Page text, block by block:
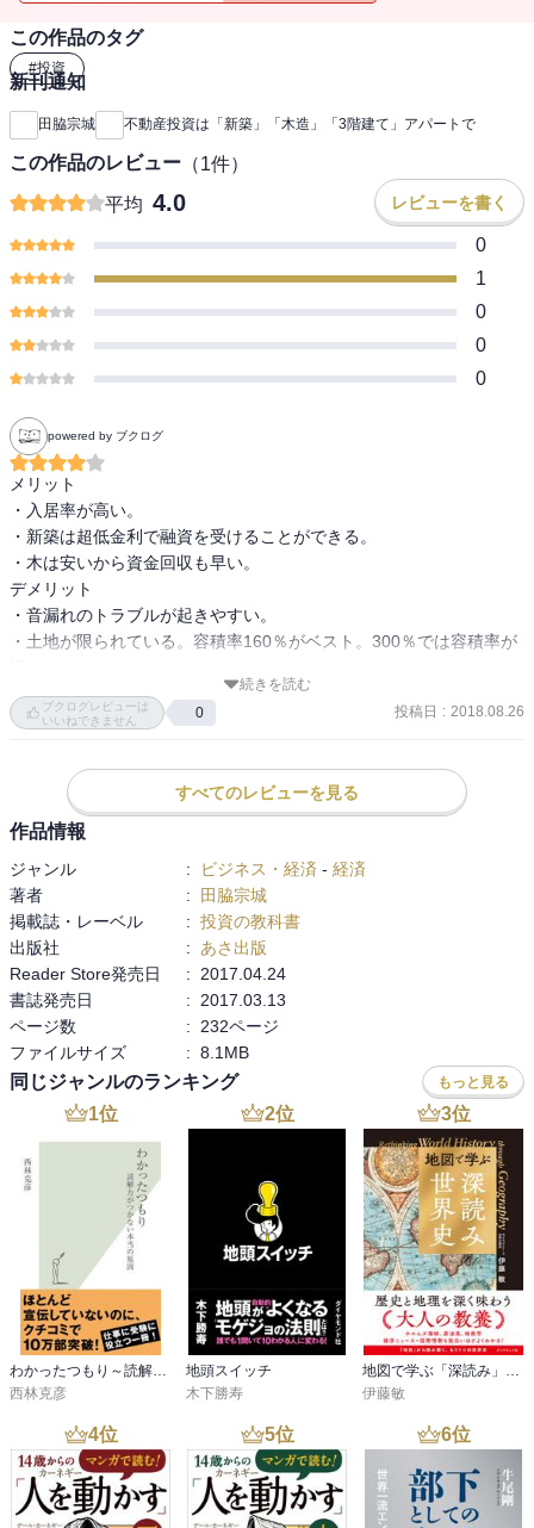
本書はサラリーマンだからこその
副業でも失敗しないアパート経営を確立した著者が、
成功の法則のすべてを大公開します。
新築・木造・３階建てアパート経営とは？
★木造だけどマンションのようなゴージャスな造り
☆木造なのでどんな土地にも建築可能
投資家にはメリットが大きくても、
着実に資産を増やす投資生活を始めてみよう！
■目次
●１章 今や資産は本業プラスαで残すのが当たり前の時代
・年収を問わず、お金に悩んでいる人は意外と多い
・もうひとつの収入源を持つことが人生に安心感をもたらす
・今の時代、「何もしない」リスクの方が大きい
・銀行融資もサラリーマンには追い風
・サラリーマンは経営者よりも信用度が高い
●２章 サラリーマン大家が失敗しやすい不動産投資の落とし穴
●４章 初心者でも安心な新築・木造・３階建てアパート経営の始め方
●５章 安定収入を手に入れたサラリーマン大家の成功事例
■著者 田脇 宗城
この作品のタグ
#投資
新刊通知
田脇宗城 不動産投資は「新築」「木造」「3階建て」アパートで
この作品のレビュー （1件）
平均 4.0 レビューを書く
0
1
0
0
0
powered by ブクログ
メリット
・入居率が高い。
・新築は超低金利で融資を受けることができる。
・木は安いから資金回収も早い。
デメリット
・音漏れのトラブルが起きやすい。
・土地が限られている。容積率160％がベスト。300％では容積率が
等々
㈱アメニティジョイハウス
分かりやすかった。
続きを読む
ブクログレビューは
いいねできません
0 投稿日 : 2018.08.26
すべてのレビューを見る
作品情報
ジャンル : ビジネス・経済 - 経済
著者
:
田脇宗城
掲載誌・レーベル
: 投資の教科書
出版社
:
あさ出版
Reader Store発売日
:
2017.04.24
書誌発売日
:
2017.03.13
ページ数
:
232ページ
ファイルサイズ
: 8.1MB
同じジャンルのランキング もっと見る
1位
わかったつもり～読解力がつかない本当の原因～
西林克彦
2位
地頭スイッチ
木下勝寿
3位
地図で学ぶ「深読み」世界史
伊藤敏
4位 5位 6位